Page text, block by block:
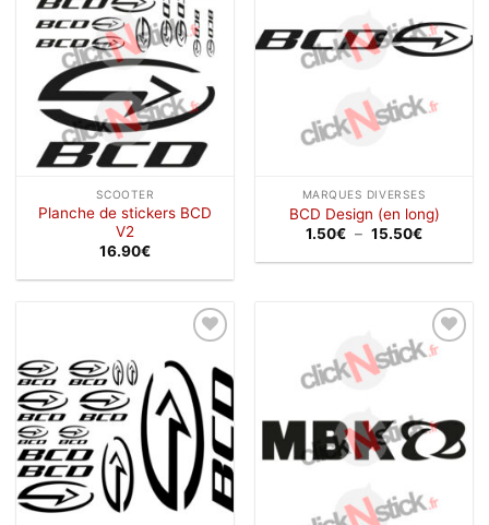
SCOOTER
Planche de stickers BCD
V2
16.90€
MARQUES DIVERSES
BCD Design (en long)
1.50€ – 15.50€Plage
prix :
à la
wishlist
Ajouter